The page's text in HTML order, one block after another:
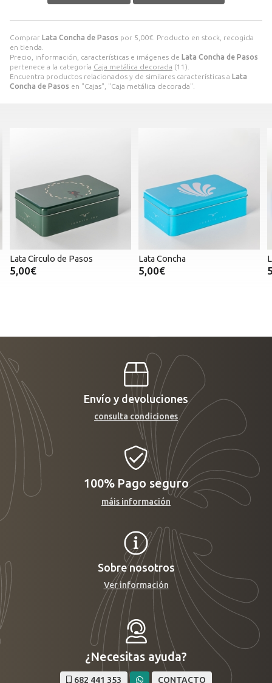
Comprar Lata Concha de Pasos por 5,00€ . Producto en stock, recogida
en tienda.
Precio, información, características e imágenes de Lata Concha de Pasos
pertenece a la categoría Caja metálica decorada (11).
Encuentra productos relacionados y de similares características a Lata
Concha de Pasos en "Cajas", "Caja metálica decorada".
Lata Concha
5,00€
Lata Paraguas Compostela
5,00€
Envío y devoluciones
consulta condiciones
100% Pago seguro
máis información
Sobre nosotros
Ver información
¿Necesitas ayuda?
682 441 353 CONTACTO